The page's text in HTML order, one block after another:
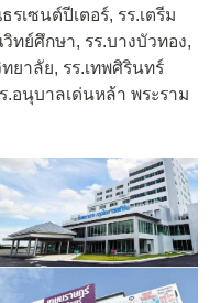
เซนต์ปีเตอร์, รร.เตรีม
ย์ศึกษา, รร.บางบัวทอง,
ยาลัย, รร.เทพศิรินทร์
.อนุบาลเด่นหล้า พระราม